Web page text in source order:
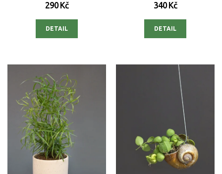
290 Kč
DETAIL
340 Kč
DETAIL